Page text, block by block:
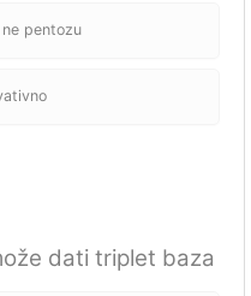
pentozu
dati triplet baza